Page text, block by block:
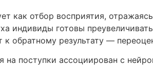
как отбор восприятия,
индивиды готовы
к обратному результату —
на поступки ассоциирован с